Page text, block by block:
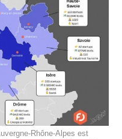
Rhône-Alpes est